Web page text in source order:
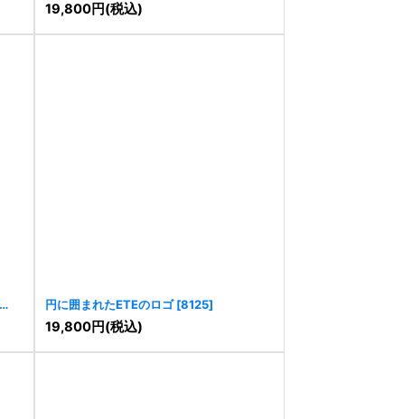
19,800円(税込)
円に囲まれたETEのロゴ [8125]
19,800円(税込)